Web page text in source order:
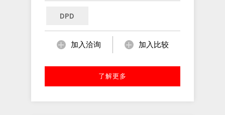
DPD
加入洽询 加入比较
了解更多